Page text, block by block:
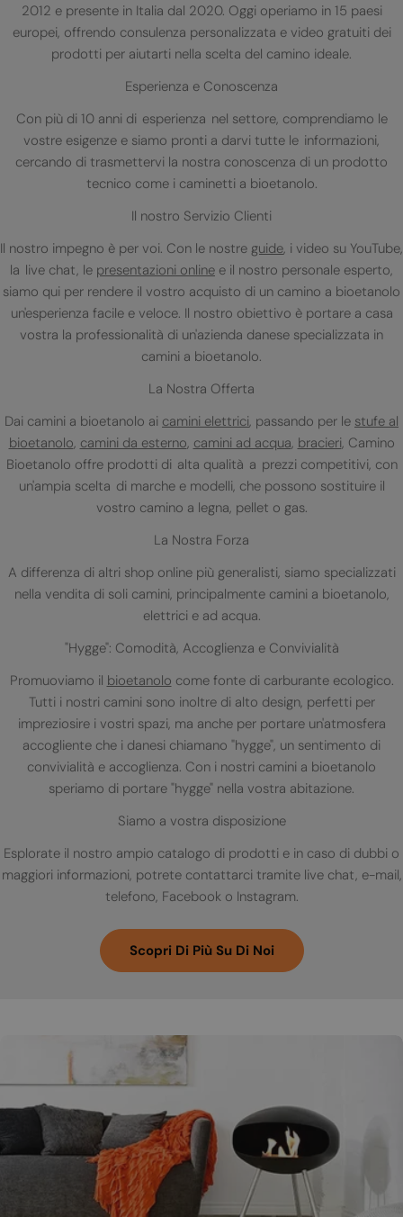
2012 e presente in Italia dal 2020. Oggi operiamo in 15 paesi
europei, offrendo consulenza personalizzata e video gratuiti dei
prodotti per aiutarti nella scelta del camino ideale.
Esperienza e Conoscenza
Con più di 10 anni di esperienza nel settore, comprendiamo le
vostre esigenze e siamo pronti a darvi tutte le informazioni,
cercando di trasmettervi la nostra conoscenza di un prodotto
tecnico come i caminetti a bioetanolo.
Il nostro Servizio Clienti
Il nostro impegno è per voi. Con le nostre guide, i video su YouTube,
la live chat, le presentazioni online e il nostro personale esperto,
siamo qui per rendere il vostro acquisto di un camino a bioetanolo
un'esperienza facile e veloce. Il nostro obiettivo è portare a casa
vostra la professionalità di un'azienda danese specializzata in
camini a bioetanolo.
La Nostra Offerta
Dai camini a bioetanolo ai camini elettrici, passando per le stufe al
bioetanolo, camini da esterno, camini ad acqua, bracieri, Camino
Bioetanolo offre prodotti di alta qualità a prezzi competitivi, con
un'ampia scelta di marche e modelli, che possono sostituire il
vostro camino a legna, pellet o gas.
La Nostra Forza
A differenza di altri shop online più generalisti, siamo specializzati
nella vendita di soli camini, principalmente camini a bioetanolo,
elettrici e ad acqua.
"Hygge": Comodità, Accoglienza e Convivialità
Promuoviamo il bioetanolo come fonte di carburante ecologico.
Tutti i nostri camini sono inoltre di alto design, perfetti per
impreziosire i vostri spazi, ma anche per portare un'atmosfera
accogliente che i danesi chiamano "hygge", un sentimento di
convivialità e accoglienza. Con i nostri camini a bioetanolo
speriamo di portare "hygge" nella vostra abitazione.
Siamo a vostra disposizione
Esplorate il nostro ampio catalogo di prodotti e in caso di dubbi o
maggiori informazioni, potrete contattarci tramite live chat, e-mail,
telefono, Facebook o Instagram.
Scopri Di Più Su Di Noi